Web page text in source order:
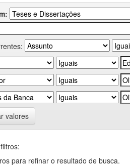
valores
para refinar o resultado de busca.